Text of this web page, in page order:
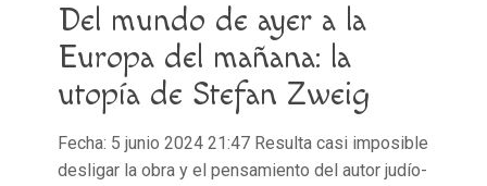
Del mundo de ayer a la
Europa del mañana: la
utopía de Stefan Zweig
Fecha: 5 junio 2024 21:47 Resulta casi imposible
desligar la obra y el pensamiento del autor judío-